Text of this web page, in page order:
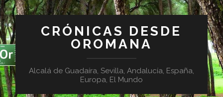
CRÓNICAS DESDE
OROMANA
Alcalá de Guadaíra, Sevilla, Andalucía, España,
Europa, El Mundo